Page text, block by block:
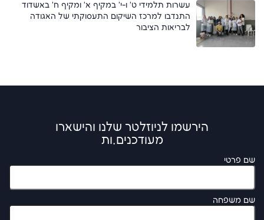
עשרות תלמידי ט' ו-י' במקיף א' ומקיף ח' באשדוד
התנדבו למרכז השיקום התעסוקתי של האגודה
לבריאות הציבור
הירשמו לניוזלטר שלנו והישארו
מעודכנים.ות
שם פרטי
שם משפחה